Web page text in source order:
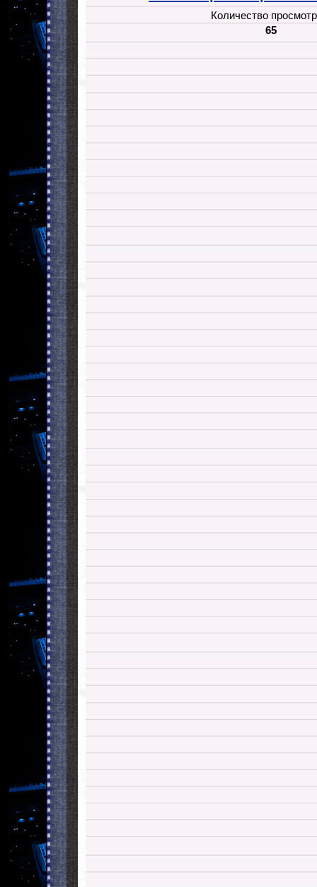
Количество
65